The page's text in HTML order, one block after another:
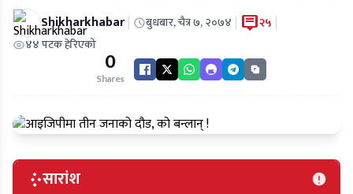
Shikharkhabar| बुधबार, चैत्र ७, २०७४ | २५ |
४४ पटक हेरिएको
0
Shares
सारांश